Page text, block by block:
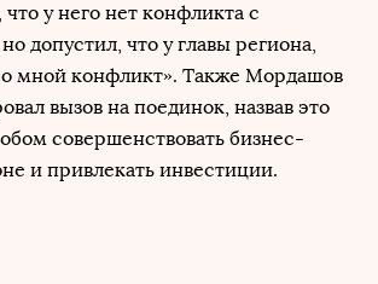
у него нет конфликта с
допустил, что у главы региона,
мной конфликт». Также Мордашов
вызов на поединок, назвав это
совершенствовать бизнес-
и привлекать инвестиции.